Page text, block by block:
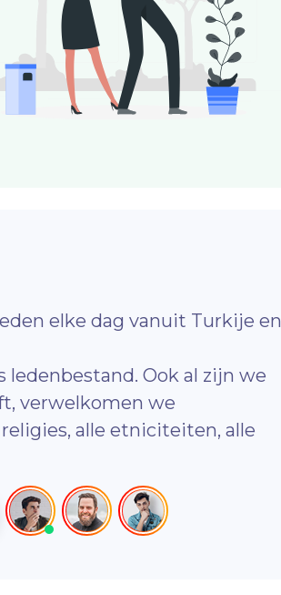
elke dag vanuit Turkije en
Ook al zijn we
verwelkomen we
alle etniciteiten, alle